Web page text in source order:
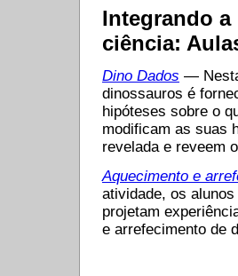
Integrando a
ciência:
Dino Dados —
dinossauros é
hipóteses sobre o
modificam as suas
revelada e reveem
Aquecimento e
atividade, os
projetam
e arrefecimento de